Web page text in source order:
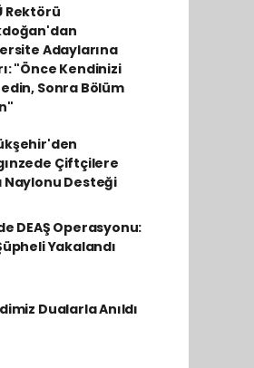
Rektörü
Adaylarına
"Önce Kendinizi
Sonra Bölüm
Çiftçilere
Naylonu Desteği
DEAŞ Operasyonu:
Yakalandı
Dualarla Anıldı